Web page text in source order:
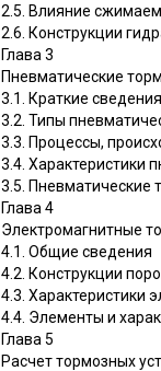
2.5. Влияние
2.6. Конструкции
Глава 3
Пневматические
3.1. Краткие
3.2. Типы
3.3. Процессы,
3.4. Характеристики
3.5. Пневматические
Глава 4
Электромагнитные
4.1. Общие сведения
4.2. Конструкции
4.3. Характеристики
4.4. Элементы и
Глава 5
Расчет тормозных